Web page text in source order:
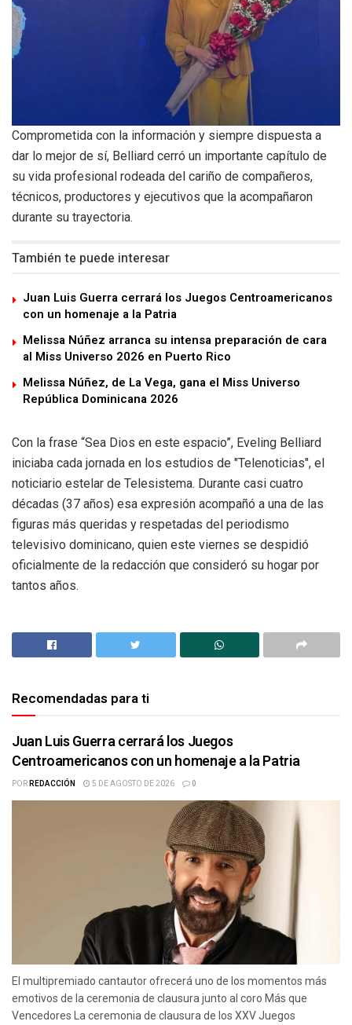
Comprometida con la información y siempre dispuesta a
dar lo mejor de sí, Belliard cerró un importante capítulo de
su vida profesional rodeada del cariño de compañeros,
técnicos, productores y ejecutivos que la acompañaron
durante su trayectoria.
También te puede interesar
Juan Luis Guerra cerrará los Juegos Centroamericanos
con un homenaje a la Patria
Melissa Núñez arranca su intensa preparación de cara
al Miss Universo 2026 en Puerto Rico
Melissa Núñez, de La Vega, gana el Miss Universo
República Dominicana 2026
Con la frase “Sea Dios en este espacio”, Eveling Belliard
iniciaba cada jornada en los estudios de "Telenoticias", el
noticiario estelar de Telesistema. Durante casi cuatro
décadas (37 años) esa expresión acompañó a una de las
figuras más queridas y respetadas del periodismo
televisivo dominicano, quien este viernes se despidió
oficialmente de la redacción que consideró su hogar por
tantos años.
Recomendadas para ti
Juan Luis Guerra cerrará los Juegos
Centroamericanos con un homenaje a la Patria
PORREDACCIÓN 5 DE AGOSTO DE 2026 0
El multipremiado cantautor ofrecerá uno de los momentos más
emotivos de la ceremonia de clausura junto al coro Más que
Vencedores La ceremonia de clausura de los XXV Juegos